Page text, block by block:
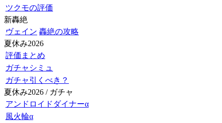
ツクモの評価
新轟絶
ヴェイン 轟絶の攻略
夏休み2026
評価まとめ
ガチャシミュ
ガチャ引くべき？
夏休み2026 / ガチャ
アンドロイドダイナーα
風火輪α